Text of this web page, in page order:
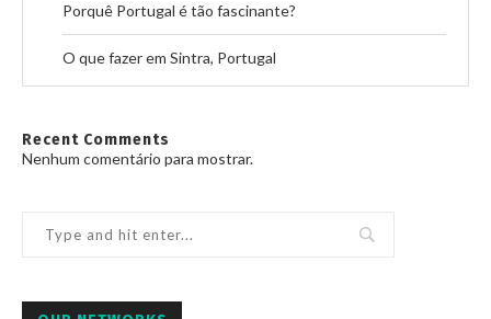
Porquê Portugal é tão fascinante?
O que fazer em Sintra, Portugal
Recent Comments
Nenhum comentário para mostrar.